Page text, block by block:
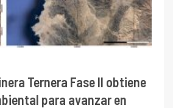
Ternera Fase II obtiene
para avanzar en